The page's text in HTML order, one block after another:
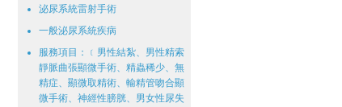
泌尿系統雷射手術
一般泌尿系統疾病
服務項目：﹝男性結紮、男性精索
靜脈曲張顯微手術、精蟲稀少、無
精症、顯微取精術、輸精管吻合顯
微手術、神經性膀胱、男女性尿失